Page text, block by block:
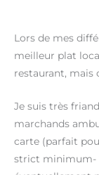
Lors de mes
meilleur plat
restaurant, mais
Je suis très
marchands
carte (parfait
strict minimum-